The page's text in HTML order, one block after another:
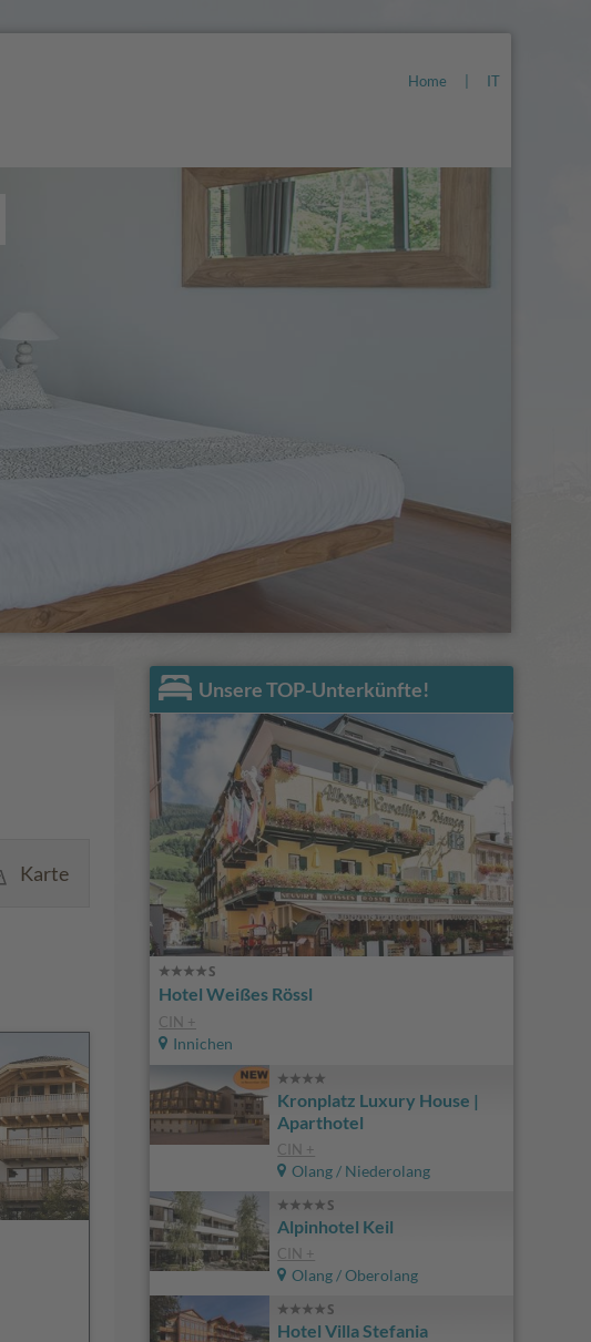
Home IT
Karte
Unsere TOP-Unterkünfte!
Hotel Weißes Rössl
CIN +
Innichen
Kronplatz Luxury House |
Aparthotel
CIN +
Olang / Niederolang
Alpinhotel Keil
CIN +
Olang / Oberolang
Hotel Villa Stefania